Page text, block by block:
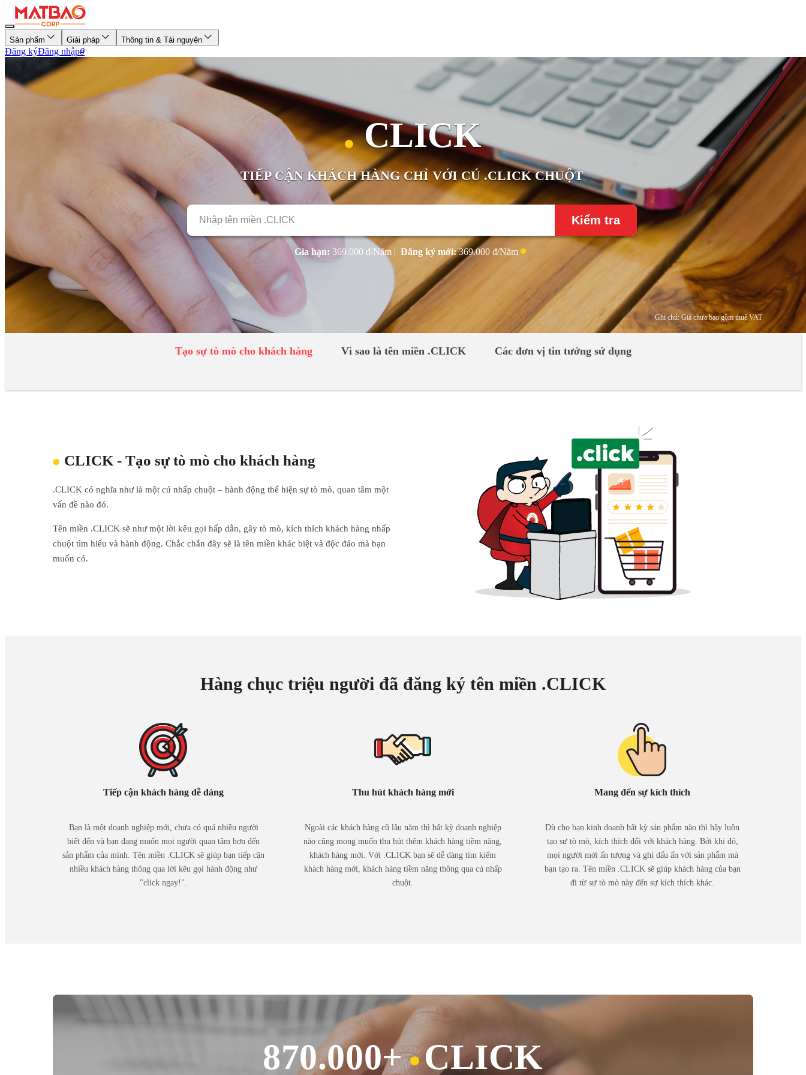
Sản phẩm Giải pháp Thông tin & Tài nguyên
Đăng kýĐăng nhập0
CLICK
TIẾP CẬN KHÁCH HÀNG CHỈ VỚI CÚ .CLICK CHUỘT
Kiểm tra
Gia hạn: 369.000 đ/Năm | Đăng ký mới: 369.000 đ/Năm
Ghi chú: Giá chưa bao gồm thuế VAT
Tạo sự tò mò cho khách hàng Vì sao là tên miền .CLICK Các đơn vị tin tưởng sử dụng
CLICK - Tạo sự tò mò cho khách hàng
.CLICK có nghĩa như là một cú nhấp chuột – hành động thể hiện sự tò mò, quan tâm một
vấn đề nào đó.
Tên miền .CLICK sẽ như một lời kêu gọi hấp dẫn, gây tò mò, kích thích khách hàng nhấp
chuột tìm hiểu và hành động. Chắc chắn đây sẽ là tên miền khác biệt và độc đáo mà bạn
muốn có.
Hàng chục triệu người đã đăng ký tên miền .CLICK
Tiếp cận khách hàng dễ dàng
Bạn là một doanh nghiệp mới, chưa có quá nhiều người
biết đến và bạn đang muốn mọi người quan tâm hơn đến
sản phẩm của mình. Tên miền .CLICK sẽ giúp bạn tiếp cận
nhiều khách hàng thông qua lời kêu gọi hành động như
"click ngay!".
Thu hút khách hàng mới
Ngoài các khách hàng cũ lâu năm thì bất kỳ doanh nghiệp
nào cũng mong muốn thu hút thêm khách hàng tiềm năng,
khách hàng mới. Với .CLICK bạn sẽ dễ dàng tìm kiếm
khách hàng mới, khách hàng tiềm năng thông qua cú nhấp
chuột.
Mang đến sự kích thích
Dù cho bạn kinh doanh bất kỳ sản phẩm nào thì hãy luôn
tạo sự tò mò, kích thích đối với khách hàng. Bởi khi đó,
mọi người mới ấn tượng và ghi dấu ấn với sản phẩm mà
bạn tạo ra. Tên miền .CLICK sẽ giúp khách hàng của bạn
đi từ sự tò mò này đến sự kích thích khác.
870.000+ CLICK